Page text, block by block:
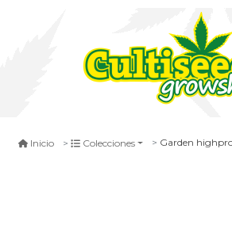
Inicio Colecciones Garden highpro filtro